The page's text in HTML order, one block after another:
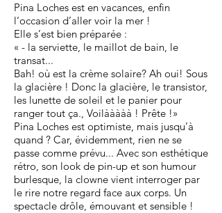
Pina Loches est en vacances, enfin
l’occasion d’aller voir la mer !
Elle s’est bien préparée :
« - la serviette, le maillot de bain, le
transat...
Bah! où est la crème solaire? Ah oui! Sous
la glacière ! Donc la glacière, le transistor,
les lunette de soleil et le panier pour
ranger tout ça., Voilààààà ! Prête !»
Pina Loches est optimiste, mais jusqu’à
quand ? Car, évidemment, rien ne se
passe comme prévu... Avec son esthétique
rétro, son look de pin-up et son humour
burlesque, la clowne vient interroger par
le rire notre regard face aux corps. Un
spectacle drôle, émouvant et sensible !